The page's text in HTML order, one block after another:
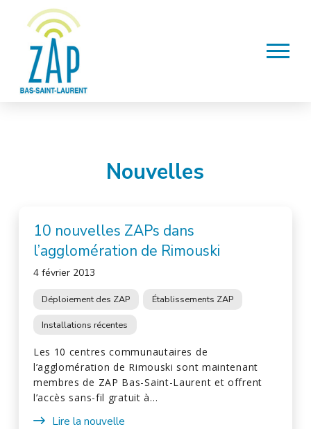
Nouvelles
10 nouvelles ZAPs dans
l’agglomération de Rimouski
4 février 2013
Déploiement des ZAP Établissements ZAP
Installations récentes
Les 10 centres communautaires de
l’agglomération de Rimouski sont maintenant
membres de ZAP Bas-Saint-Laurent et offrent
l’accès sans-fil gratuit à…
Lire la nouvelle